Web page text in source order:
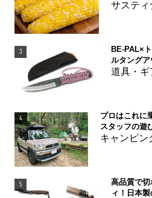
サスティ
3
BE-PAL×
ルタングア
道具・ギ
4
プロはこれに
スタッフの遊
キャンピン
5
高品質で
ィ！日本